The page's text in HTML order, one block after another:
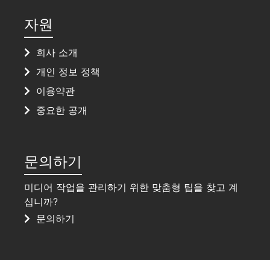
자원
회사 소개
개인 정보 정책
이용약관
중요한 공개
문의하기
미디어 작업을 관리하기 위한 맞춤형 팁을 찾고 계
십니까?
문의하기